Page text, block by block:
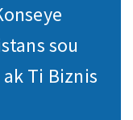
sou
Ti Biznis